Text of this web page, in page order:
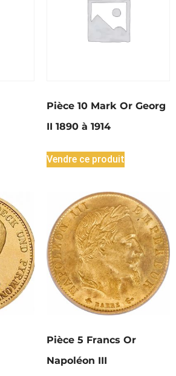
Pièce 10 Mark Or Georg
II 1890 à 1914
Vendre ce produit
Pièce 5 Francs Or
Napoléon III